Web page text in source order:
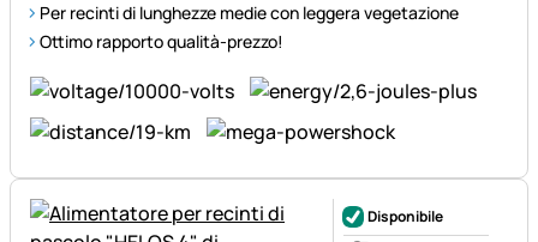
Per recinti di lunghezze medie con leggera vegetazione
Ottimo rapporto qualità-prezzo!
Disponibile